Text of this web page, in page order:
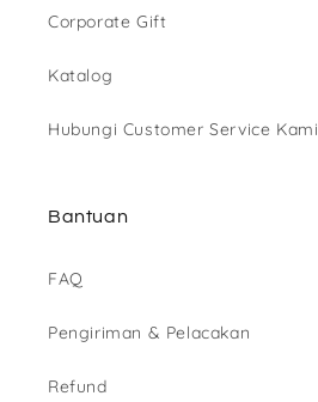
Corporate Gift
Katalog
Hubungi Customer Service Kami
Bantuan
FAQ
Pengiriman & Pelacakan
Refund